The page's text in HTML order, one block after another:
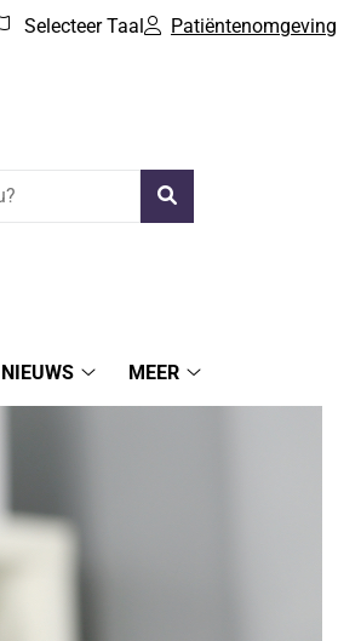
Selecteer Taal Patiëntenomgeving
NIEUWS
MEER